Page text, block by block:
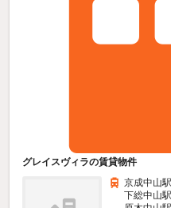
グレイスヴィラの賃貸物件
京成中山
下総中山